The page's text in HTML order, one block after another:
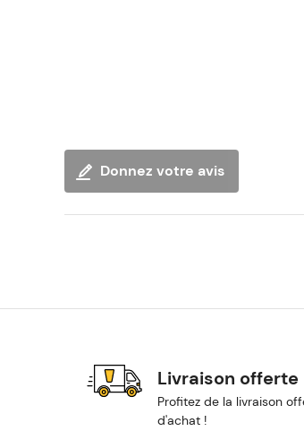
Donnez votre avis
Livraison offerte
Profitez de la livraison
d'achat !